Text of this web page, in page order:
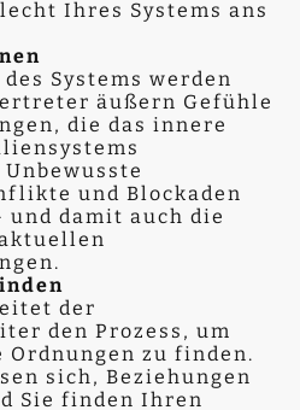
Ihres Systems ans
Systems werden
äußern Gefühle
die das innere
und Blockaden
damit auch die
der
den Prozess, um
Ordnungen zu finden.
sich, Beziehungen
Sie finden Ihren